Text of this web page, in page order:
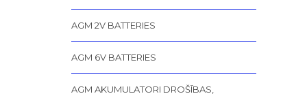
AGM 2V BATTERIES
AGM 6V BATTERIES
AGM AKUMULATORI DROŠĪBAS,